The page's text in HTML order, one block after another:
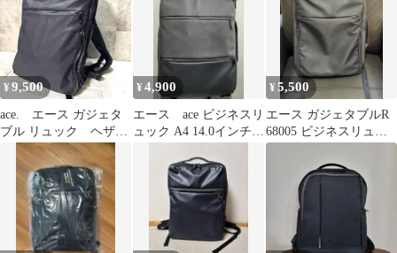
¥ 9,500
ace. エース ガジェタ
ブル リュック ヘザー
グレー ビジネスバッ
¥4,900
エース ace ビジネスリ
ュック A4 14.0インチ
¥5,500
エース ガジェタブルR
68005 ビジネスリュッ
ク 14L